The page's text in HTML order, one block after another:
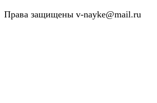
Права защищены v-nayke@mail.ru